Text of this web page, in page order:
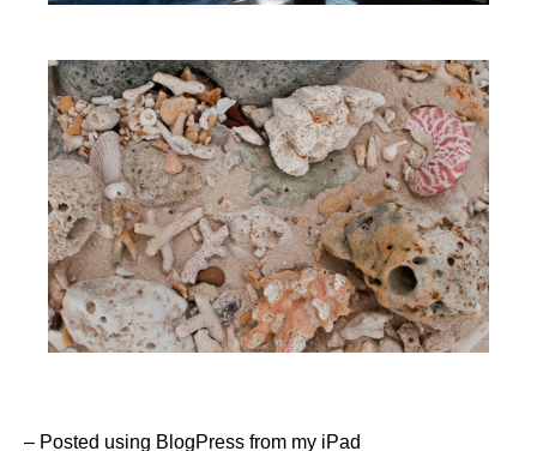
– Posted using BlogPress from my iPad